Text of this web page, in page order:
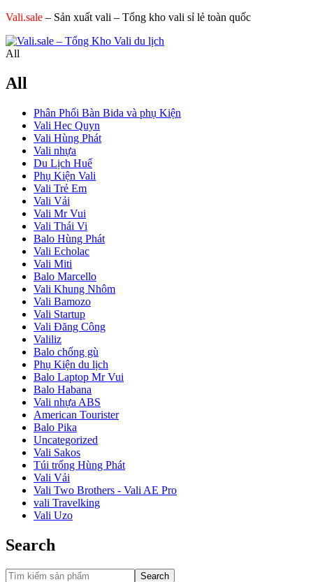
Vali.sale – Sản xuất vali – Tổng kho vali sỉ lẻ toàn quốc
All
All
Phân Phối Bàn Bida và phụ Kiện
Vali Hec Quyn
Vali Hùng Phát
Vali nhựa
Du Lịch Huế
Phụ Kiện Vali
Vali Trẻ Em
Vali Vải
Vali Mr Vui
Vali Thái Vi
Balo Hùng Phát
Vali Echolac
Vali Miti
Balo Marcello
Vali Khung Nhôm
Vali Bamozo
Vali Startup
Vali Đăng Công
Valiliz
Balo chống gù
Phụ Kiện du lịch
Balo Laptop Mr Vui
Balo Habana
Vali nhựa ABS
American Tourister
Balo Pika
Uncategorized
Vali Sakos
Túi trống Hùng Phát
Vali Vải
Vali Two Brothers - Vali AE Pro
vali Travelking
Vali Uzo
Search
Search